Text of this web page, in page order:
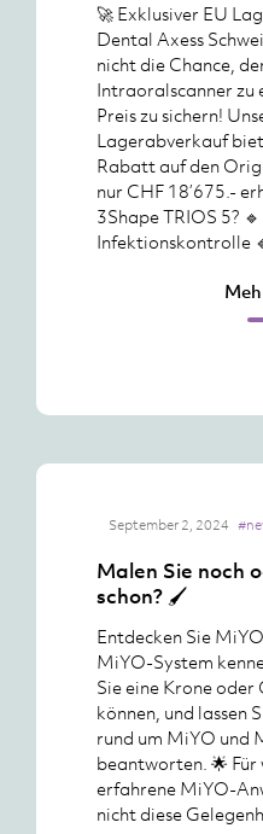
🚀 Exklusiver EU
Dental Axess
nicht die Chance,
Intraoralscanner zu
Preis zu sichern!
Lagerabverkauf
Rabatt auf den
nur CHF 18’675.-
3Shape TRIOS 5?
Infektionskontrolle
September 2, 2024
Malen Sie noch
schon? 🖌️
Entdecken Sie
MiYO-System
Sie eine Krone
können, und lassen
rund um MiYO und
beantworten. 🌟
erfahrene MiYO-
nicht diese